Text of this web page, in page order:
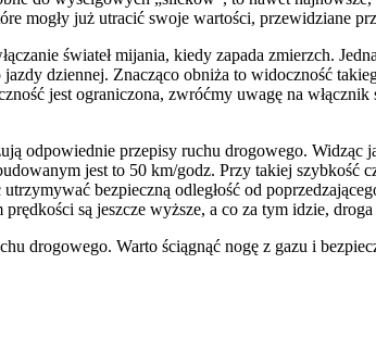
mogły już utracić swoje wartości, przewidziane
świateł mijania, kiedy zapada zmierzch.
dziennej. Znacząco obniża to widoczność
jest ograniczona, zwróćmy uwagę na
odpowiednie przepisy ruchu drogowego. Widząc
jest to 50 km/godz. Przy takiej szybkość
bezpieczną odległość od
są jeszcze wyższe, a co za tym idzie, droga
drogowego. Warto ściągnąć nogę z gazu i